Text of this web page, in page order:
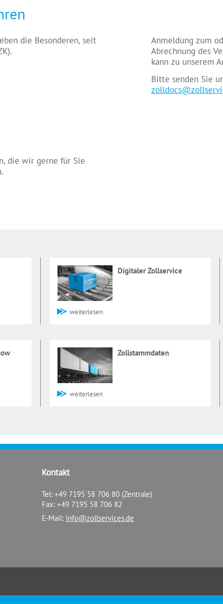
die Besonderen, seit
die wir gerne für Sie
Anmeldung zum
Abrechnung des
kann zu unserem
Bitte senden Sie
Digitaler Zollservice
weiterlesen
Zollstammdaten
weiterlesen
Kontakt
Tel: +49 7195 58 706 80 (Zentrale)
Fax: +49 7195 58 706 82
E-Mail: info@zollservices.de